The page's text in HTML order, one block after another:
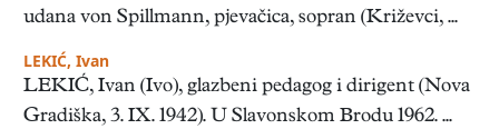
udana von Spillmann, pjevačica, sopran (Križevci, ...
LEKIĆ, Ivan
LEKIĆ, Ivan (Ivo), glazbeni pedagog i dirigent (Nova
Gradiška, 3. IX. 1942). U Slavonskom Brodu 1962. ...